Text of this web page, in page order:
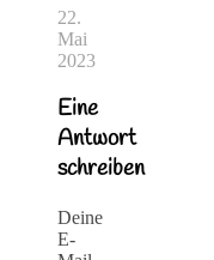
22.
Mai
2023
Eine
Antwort
schreiben
Deine
E-